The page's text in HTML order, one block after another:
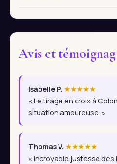
Avis et
Isabelle P. ★★★★★
« Le tirage en croix à
situation amoureuse. »
Thomas V. ★★★★★
« Incroyable justesse